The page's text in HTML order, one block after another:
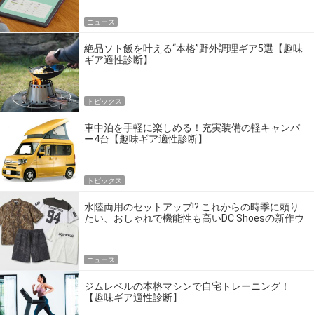
ニュース
絶品ソト飯を叶える“本格”野外調理ギア5選【趣味
ギア適性診断】
トピックス
車中泊を手軽に楽しめる！充実装備の軽キャンパ
ー4台【趣味ギア適性診断】
トピックス
水陸両用のセットアップ!? これからの時季に頼り
たい、おしゃれで機能性も高いDC Shoesの新作ウ
ニュース
ジムレベルの本格マシンで自宅トレーニング！
【趣味ギア適性診断】